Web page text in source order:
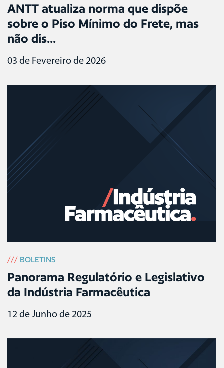
ANTT atualiza norma que dispõe
sobre o Piso Mínimo do Frete, mas
não dis...
03 de Fevereiro de 2026
/// BOLETINS
Panorama Regulatório e Legislativo
da Indústria Farmacêutica
12 de Junho de 2025